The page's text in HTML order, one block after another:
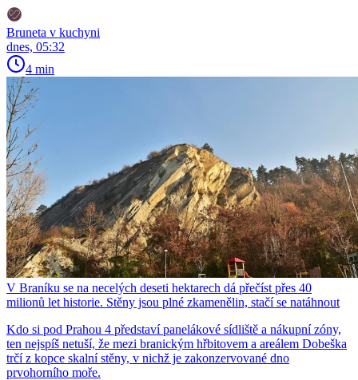
Bruneta v kuchyni
dnes, 05:32
4 min
V Braníku se na necelých deseti hektarech dá přečíst přes 40
milionů let historie. Stěny jsou plné zkamenělin, stačí se natáhnout
Kdo si pod Prahou 4 představí panelákové sídliště a nákupní zóny,
ten nejspíš netuší, že mezi branickým hřbitovem a areálem Dobeška
trčí z kopce skalní stěny, v nichž je zakonzervované dno
prvohorního moře.